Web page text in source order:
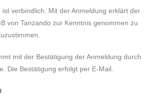
ist verbindlich. Mit der Anmeldung erklärt der
von Tanzando zur Kenntnis genommen zu
mit der Bestätigung der Anmeldung durch
Die Bestätigung erfolgt per E-Mail.